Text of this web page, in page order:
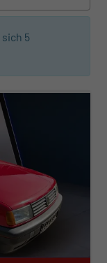
5